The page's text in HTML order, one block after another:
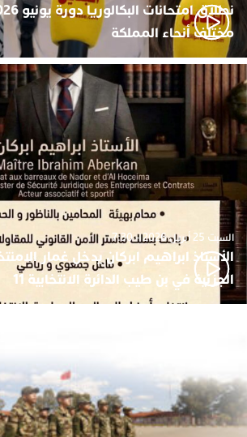
مختلف أنحاء المملكة
السبت 25 أبريل 2026 - 7:30
الأستاذ ابراهيم ابركان يدخل غمار
الجزئية في بن طيب الدائرة الانتخابية 11